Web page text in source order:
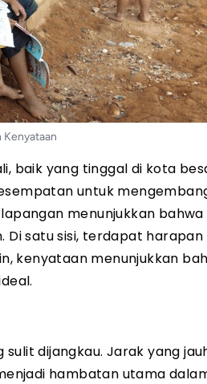
Kenyataan
baik yang tinggal di kota
untuk
menunjukkan bahwa
satu sisi, terdapat harapan
kenyataan menunjukkan
dijangkau. Jarak yang
hambatan utama